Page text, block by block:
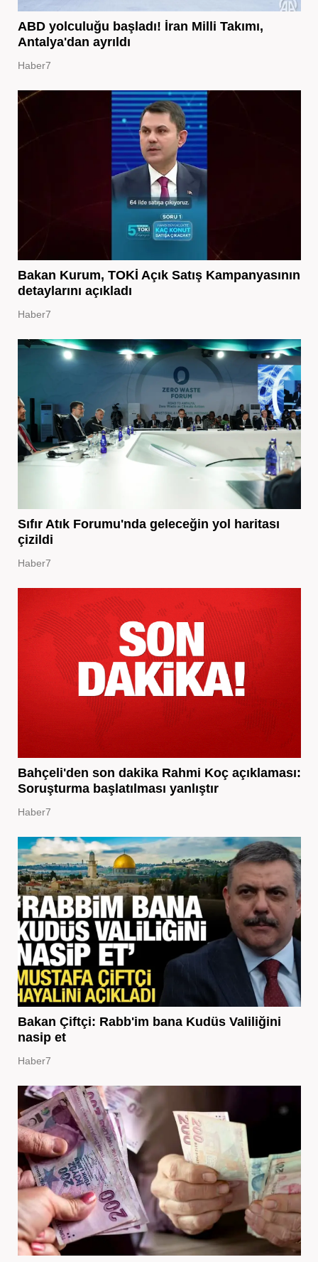
ABD yolculuğu başladı! İran Milli Takımı,
Antalya'dan ayrıldı
Haber7
Bakan Kurum, TOKİ Açık Satış Kampanyasının
detaylarını açıkladı
Haber7
Sıfır Atık Forumu'nda geleceğin yol haritası
çizildi
Haber7
Bahçeli'den son dakika Rahmi Koç açıklaması:
Soruşturma başlatılması yanlıştır
Haber7
Bakan Çiftçi: Rabb'im bana Kudüs Valiliğini
nasip et
Haber7